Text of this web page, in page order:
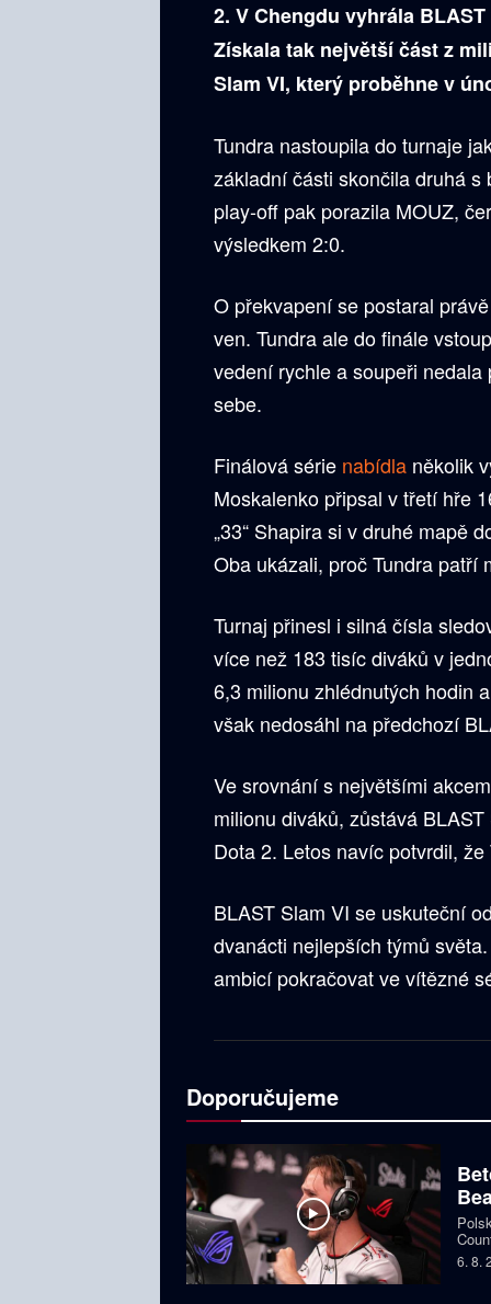
2. V Chengdu vyhrála
Získala tak největší část z
Slam VI, který proběhne v
Tundra nastoupila do turnaje
základní části skončila druhá s
play-off pak porazila MOUZ,
výsledkem 2:0.
O překvapení se postaral
ven. Tundra ale do finále
vedení rychle a soupeři
sebe.
Finálová série nabídla několik
Moskalenko připsal v třetí hře
„33“ Shapira si v druhé mapě
Oba ukázali, proč Tundra patří
Turnaj přinesl i silná čísla
více než 183 tisíc diváků v
6,3 milionu zhlédnutých hodin
však nedosáhl na předchozí
Ve srovnání s největšími
milionu diváků, zůstává
Dota 2. Letos navíc potvrdil,
BLAST Slam VI se uskuteční
dvanácti nejlepších týmů
ambicí pokračovat ve vítězné
Doporučujeme
6. 8.